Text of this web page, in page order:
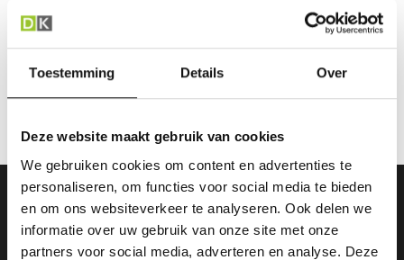
Toestemming Details Over
Deze website maakt gebruik van cookies
We gebruiken cookies om content en advertenties te
personaliseren, om functies voor social media te bieden
en om ons websiteverkeer te analyseren. Ook delen we
informatie over uw gebruik van onze site met onze
partners voor social media, adverteren en analyse. Deze
Teruggaaf
btw
voor
2013
nog
mogelijk
Lees verder »